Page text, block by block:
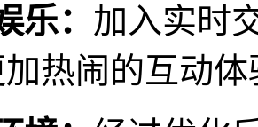
乐： 加入实时
热闹的互动体